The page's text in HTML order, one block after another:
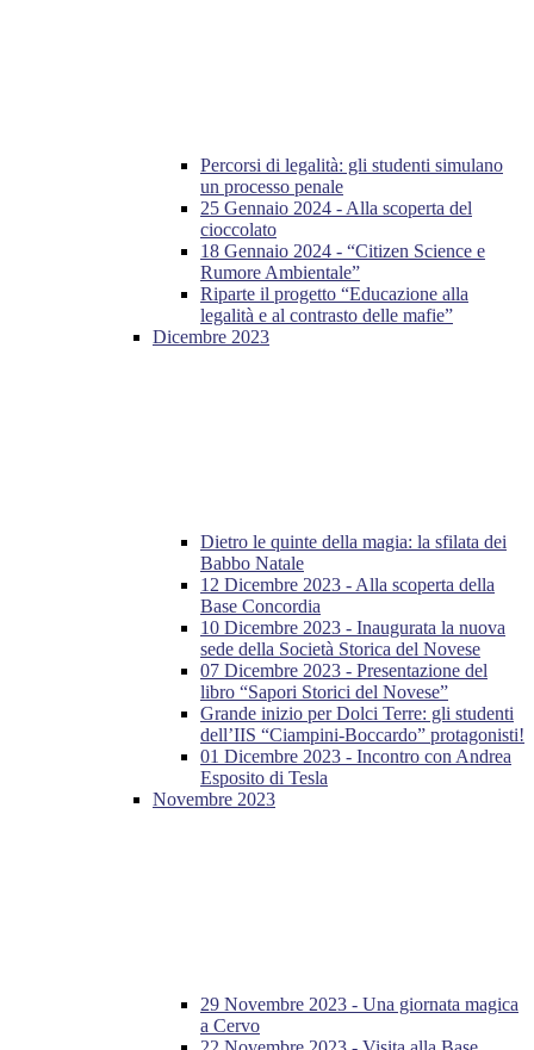
Percorsi di legalità: gli studenti simulano
un processo penale
25 Gennaio 2024 - Alla scoperta del
cioccolato
18 Gennaio 2024 - “Citizen Science e
Rumore Ambientale”
Riparte il progetto “Educazione alla
legalità e al contrasto delle mafie”
Dicembre 2023
Dietro le quinte della magia: la sfilata dei
Babbo Natale
12 Dicembre 2023 - Alla scoperta della
Base Concordia
10 Dicembre 2023 - Inaugurata la nuova
sede della Società Storica del Novese
07 Dicembre 2023 - Presentazione del
libro “Sapori Storici del Novese”
Grande inizio per Dolci Terre: gli studenti
dell’IIS “Ciampini-Boccardo” protagonisti!
01 Dicembre 2023 - Incontro con Andrea
Esposito di Tesla
Novembre 2023
29 Novembre 2023 - Una giornata magica
a Cervo